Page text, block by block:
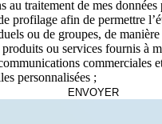
au traitement de mes
profilage afin de permettre
ou de groupes, de manière
ou services fournis à
commerciales
personnalisées ;